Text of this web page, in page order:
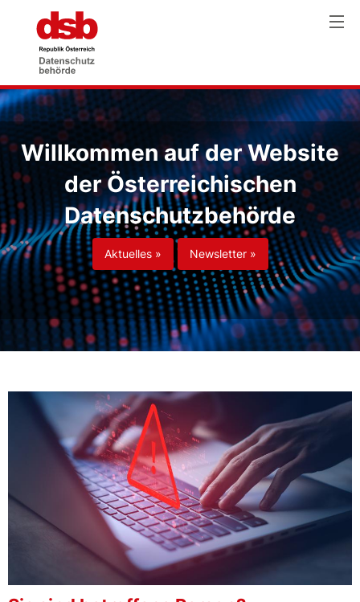
Willkommen auf der Website
der Österreichischen
Datenschutzbehörde
Aktuelles » Newsletter »